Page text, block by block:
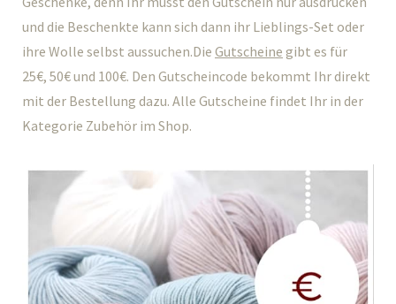
und die Beschenkte kann sich dann ihr Lieblings-Set oder
ihre Wolle selbst aussuchen.Die Gutscheine gibt es für
25€, 50€ und 100€. Den Gutscheincode bekommt Ihr direkt
mit der Bestellung dazu. Alle Gutscheine findet Ihr in der
Kategorie Zubehör im Shop.